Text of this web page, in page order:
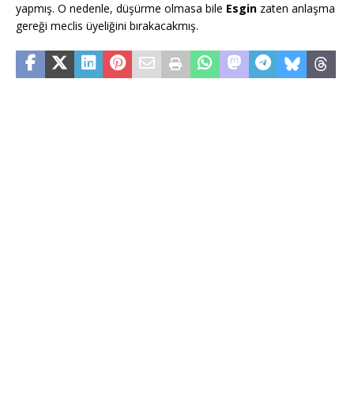
yapmış. O nedenle, düşürme olmasa bile Esgin zaten anlaşma
gereği meclis üyeliğini bırakacakmış.